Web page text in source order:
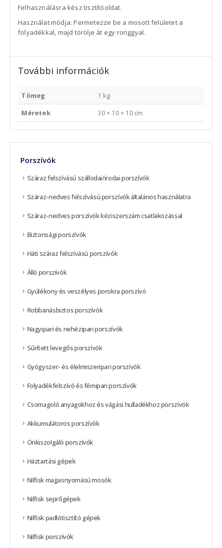
Felhasználásra kész tisztítóoldat.
Használat módja: Permetezze be a mosott felületet a
folyadékkal, majd törölje át egy ronggyal.
További információk
Tömeg
1 kg
Méretek
30 × 10 × 10 cm
Porszívók
Száraz felszívású szállodai/irodai porszívók
Száraz-nedves felszívású porszívók általános használatra
Száraz-nedves porszívók kéziszerszám csatlakozással
Biztonsági porszívók
Háti száraz felszívású porszívók
Álló porszívók
Gyúlékony és veszélyes porokra porszívó
Robbanásbiztos porszívók
Nagyipari és nehézipari porszívók
Sűrített levegős porszívók
Gyógyszer- és élelmiszeripari porszívók
Folyadékfelszívó és fémipari porszívók
Csomagoló anyagokhoz és vágási hulladékhoz porszívók
Akkumulátoros porszívók
Önkiszolgáló porszívók
Háztartási gépek
Nilfisk magasnyomású mosók
Nilfisk seprőgépek
Nilfisk padlótisztító gépek
Nilfisk porszívók